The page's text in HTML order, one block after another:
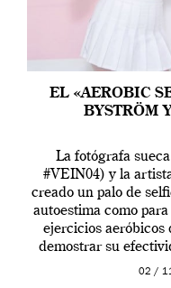
EL «AEROBIC
BYSTRÖM
La fotógrafa
#VEIN04) y la
creado un palo de
autoestima como
ejercicios aeróbicos
demostrar su
02 /